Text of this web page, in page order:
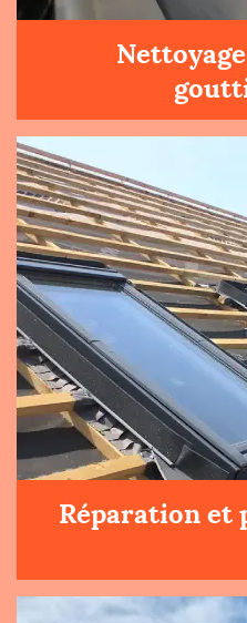
Réparation et